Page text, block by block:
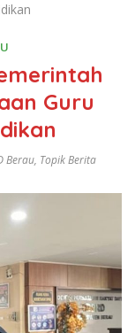
Guru
Berau, Topik Berita